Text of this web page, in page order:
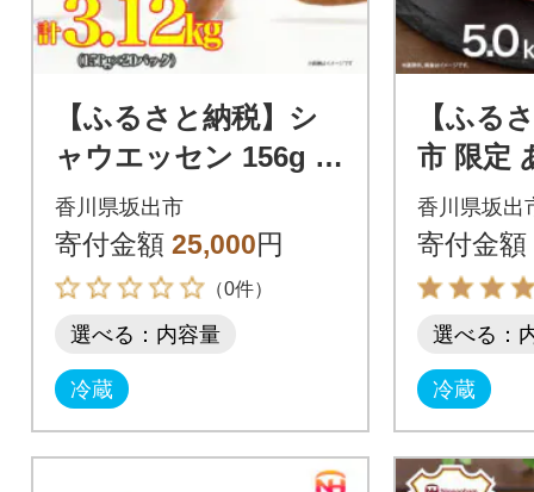
【ふるさと納税】シ
ャウエッセン 156g x
20袋 計3.12kg 食品 あ
らびき ウインナー
香川県坂出市
寄付金額 25,000円
（0件）
選べる：内容量
冷蔵
【ふる
市 限定
ンナー
5kg 食
香川県坂出
寄付金額
選べる：
冷蔵